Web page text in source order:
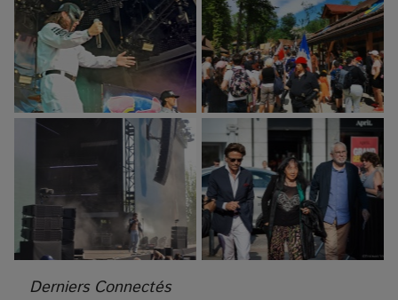
Derniers Connectés